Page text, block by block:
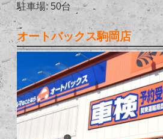
駐車場: 50台
オートバックス駒岡店